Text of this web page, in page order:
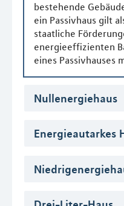
bestehende
ein Passivhaus gilt
staatliche
energieeffizienten
eines Passivhauses
Nullenergiehaus
Energieautarkes